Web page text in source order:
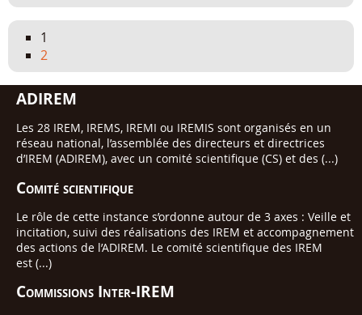
1
2
ADIREM
Les 28 IREM, IREMS, IREMI ou IREMIS sont organisés en un
réseau national, l’assemblée des directeurs et directrices
d’IREM (ADIREM), avec un comité scientifique (CS) et des (...)
Comité scientifique
Le rôle de cette instance s’ordonne autour de 3 axes : Veille et
incitation, suivi des réalisations des IREM et accompagnement
des actions de l’ADIREM. Le comité scientifique des IREM
est (...)
Commissions Inter-IREM